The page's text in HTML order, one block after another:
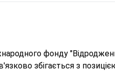
фонду
збігається з